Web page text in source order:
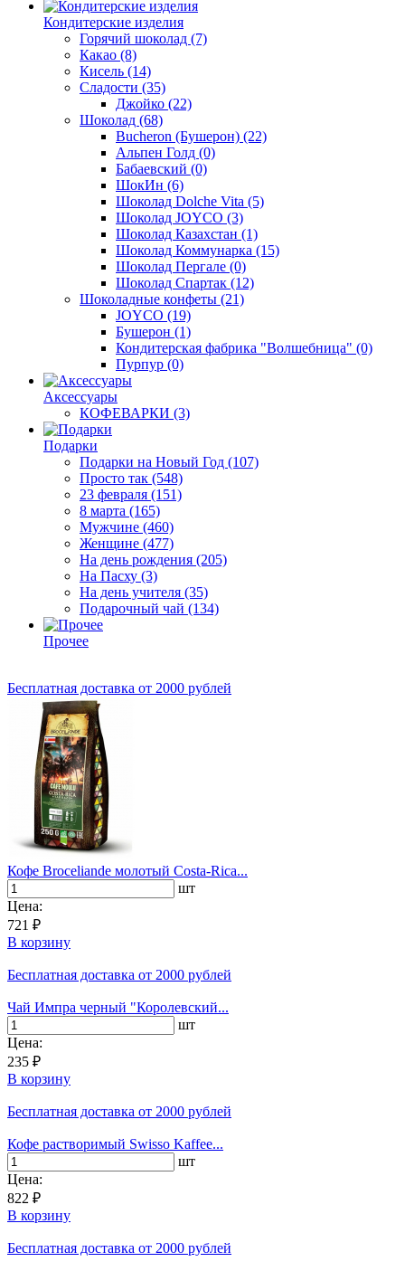
Кондитерские изделия
Горячий шоколад (7)
Какао (8)
Кисель (14)
Сладости (35)
Джойко (22)
Шоколад (68)
Bucheron (Бушерон) (22)
Альпен Голд (0)
Бабаевский (0)
ШокИн (6)
Шоколад Dolche Vita (5)
Шоколад JOYCO (3)
Шоколад Казахстан (1)
Шоколад Коммунарка (15)
Шоколад Пергале (0)
Шоколад Спартак (12)
Шоколадные конфеты (21)
JOYCO (19)
Бушерон (1)
Кондитерская фабрика "Волшебница" (0)
Пурпур (0)
Аксессуары
КОФЕВАРКИ (3)
Подарки
Подарки на Новый Год (107)
Просто так (548)
23 февраля (151)
8 марта (165)
Мужчине (460)
Женщине (477)
На день рождения (205)
На Пасху (3)
На день учителя (35)
Подарочный чай (134)
Прочее
Бесплатная доставка от 2000 рублей
Кофе Broceliande молотый Costa-Rica...
шт
Цена:
721 ₽
В корзину
Бесплатная доставка от 2000 рублей
Чай Импра черный "Королевский...
шт
Цена:
235 ₽
В корзину
Бесплатная доставка от 2000 рублей
Кофе растворимый Swisso Kaffee...
шт
Цена:
822 ₽
В корзину
Бесплатная доставка от 2000 рублей